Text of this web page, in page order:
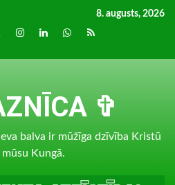
8. augusts, 2026
Instagram
LinkedInwhatsapp
RSS
✞
balva ir mūžīga dzīvība Kristū
mūsu Kungā.